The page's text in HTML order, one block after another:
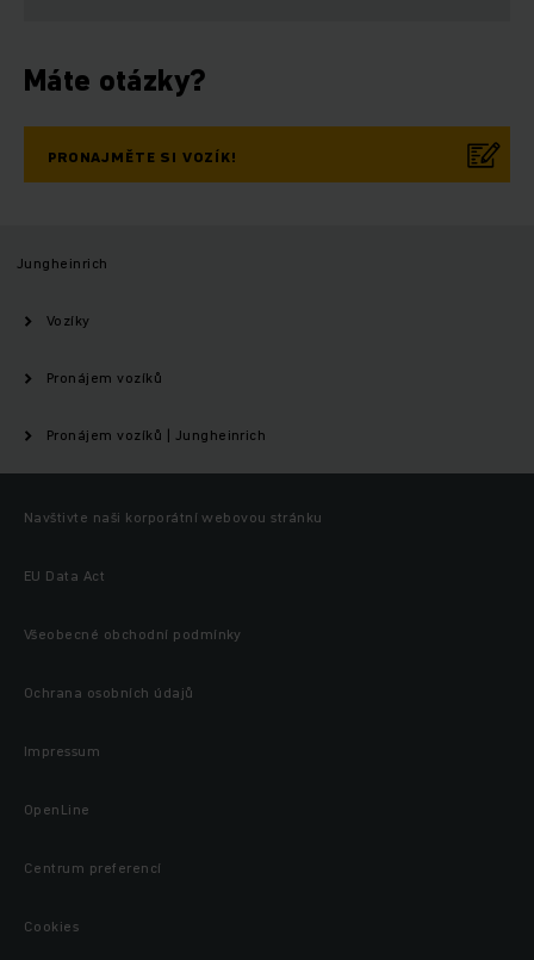
Máte otázky?
PRONAJMĚTE SI VOZÍK!
Jungheinrich
Vozíky
Pronájem vozíků
Pronájem vozíků | Jungheinrich
Navštivte naši korporátní webovou stránku
EU Data Act
Všeobecné obchodní podmínky
Ochrana osobních údajů
Impressum
OpenLine
Centrum preferencí
Cookies